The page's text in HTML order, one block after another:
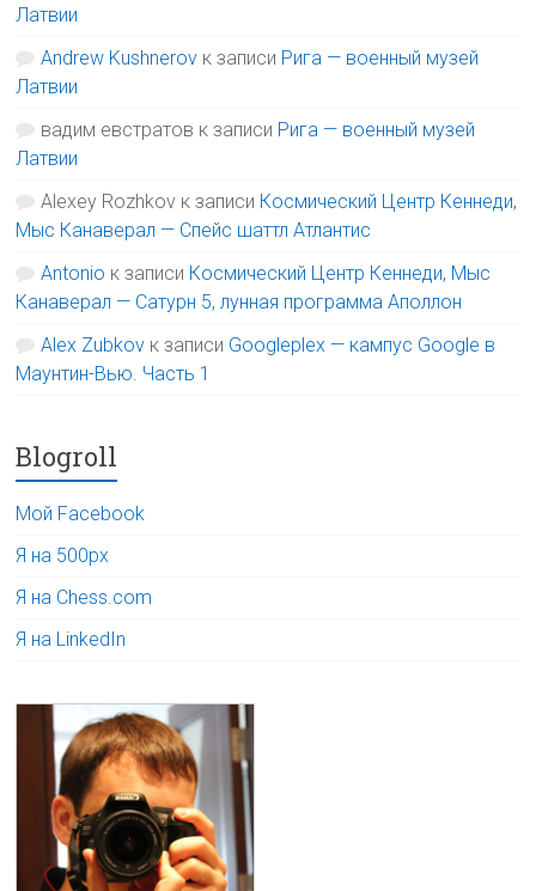
Латвии
Andrew Kushnerov к записи Рига — военный музей
Латвии
вадим евстратов к записи Рига — военный музей
Латвии
Alexey Rozhkov к записи Космический Центр Кеннеди,
Мыс Канаверал — Спейс шаттл Атлантис
Antonio к записи Космический Центр Кеннеди, Мыс
Канаверал — Сатурн 5, лунная программа Аполлон
Alex Zubkov к записи Googleplex — кампус Google в
Маунтин-Вью. Часть 1
Blogroll
Мой Facebook
Я на 500px
Я на Chess.com
Я на LinkedIn